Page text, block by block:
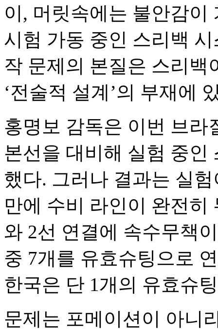
이, 머릿속에는 불안감이
시험 가동 중인 스리백
작 문제의 본질은 스리백
‘전술적 설계’의 부재에
홍명보 감독은 이번 브라
본선을 대비해 실험 중인
했다. 그러나 결과는 실
만에 수비 라인이 완전히
와 2선 연결에 속수무책
중 7개를 유효슈팅으로
한국은 단 1개의 유효슈
문제는 포메이션이 아니